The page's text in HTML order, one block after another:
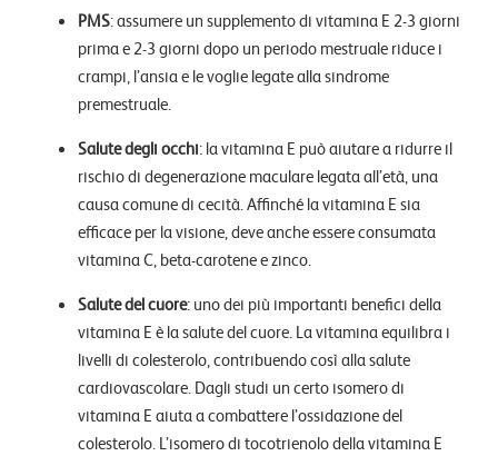
PMS: assumere un supplemento di vitamina E 2-3 giorni
prima e 2-3 giorni dopo un periodo mestruale riduce i
crampi, l’ansia e le voglie legate alla sindrome
premestruale.
Salute degli occhi: la vitamina E può aiutare a ridurre il
rischio di degenerazione maculare legata all’età, una
causa comune di cecità. Affinché la vitamina E sia
efficace per la visione, deve anche essere consumata
vitamina C, beta-carotene e zinco.
Salute del cuore: uno dei più importanti benefici della
vitamina E è la salute del cuore. La vitamina equilibra i
livelli di colesterolo, contribuendo così alla salute
cardiovascolare. Dagli studi un certo isomero di
vitamina E aiuta a combattere l’ossidazione del
colesterolo. L’isomero di tocotrienolo della vitamina E